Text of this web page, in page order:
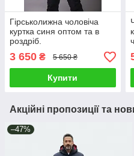
Гірськолижна чоловіча
куртка синя оптом та в
роздріб.
3 650 ₴ 5 650 ₴
Купити
Акційні пропозиції та
–47%